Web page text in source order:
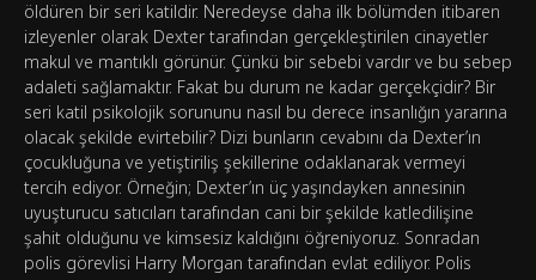
öldüren bir seri katildir. Neredeyse daha ilk bölümden itibaren
izleyenler olarak Dexter tarafından gerçekleştirilen cinayetler
makul ve mantıklı görünür. Çünkü bir sebebi vardır ve bu sebep
adaleti sağlamaktır. Fakat bu durum ne kadar gerçekçidir? Bir
seri katil psikolojik sorununu nasıl bu derece insanlığın yararına
olacak şekilde evirtebilir? Dizi bunların cevabını da Dexter’ın
çocukluğuna ve yetiştiriliş şekillerine odaklanarak vermeyi
tercih ediyor. Örneğin; Dexter’ın üç yaşındayken annesinin
uyuşturucu satıcıları tarafından cani bir şekilde katledilişine
şahit olduğunu ve kimsesiz kaldığını öğreniyoruz. Sonradan
polis görevlisi Harry Morgan tarafından evlat ediliyor. Polis